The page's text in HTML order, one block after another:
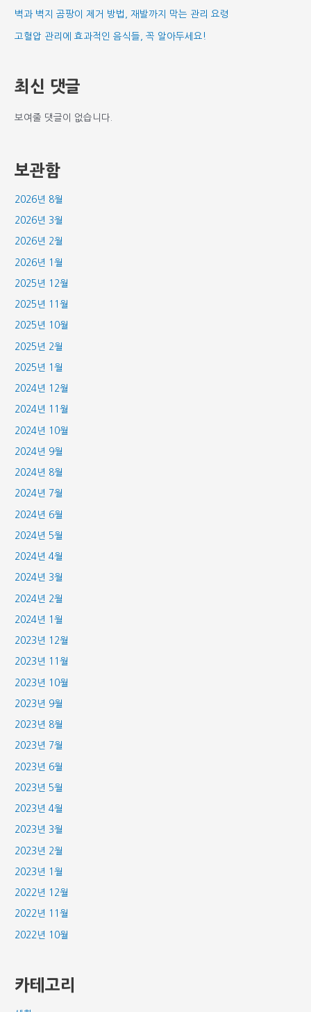
벽과 벽지 곰팡이 제거 방법, 재발까지 막는 관리 요령
고혈압 관리에 효과적인 음식들, 꼭 알아두세요!
최신 댓글
보여줄 댓글이 없습니다.
보관함
2026년 8월
2026년 3월
2026년 2월
2026년 1월
2025년 12월
2025년 11월
2025년 10월
2025년 2월
2025년 1월
2024년 12월
2024년 11월
2024년 10월
2024년 9월
2024년 8월
2024년 7월
2024년 6월
2024년 5월
2024년 4월
2024년 3월
2024년 2월
2024년 1월
2023년 12월
2023년 11월
2023년 10월
2023년 9월
2023년 8월
2023년 7월
2023년 6월
2023년 5월
2023년 4월
2023년 3월
2023년 2월
2023년 1월
2022년 12월
2022년 11월
2022년 10월
카테고리